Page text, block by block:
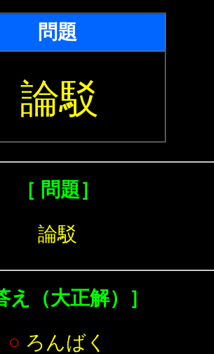
問題
論駁
［ 問題］
論駁
え（大正解）］
○ ろんばく